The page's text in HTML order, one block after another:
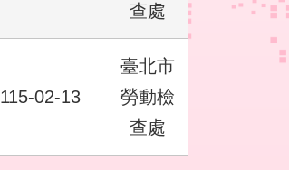
查處
115-02-13
臺北市
勞動檢
查處